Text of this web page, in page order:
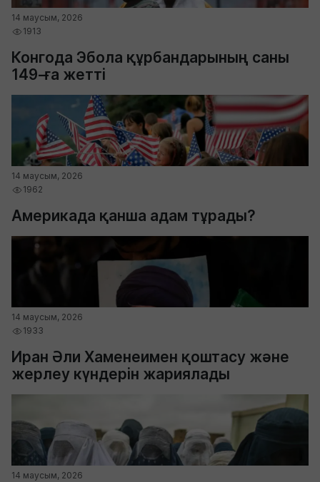
14 маусым, 2026
1913
Конгода Эбола құрбандарының саны
149-ға жетті
14 маусым, 2026
1962
Америкада қанша адам тұрады?
14 маусым, 2026
1933
Иран Әли Хаменеимен қоштасу және
жерлеу күндерін жариялады
14 маусым, 2026